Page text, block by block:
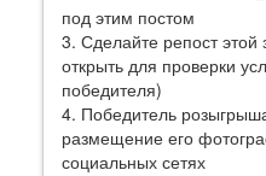
под этим постом
3. Сделайте репост этой
открыть для проверки
победителя)
4. Победитель
размещение его
социальных сетях